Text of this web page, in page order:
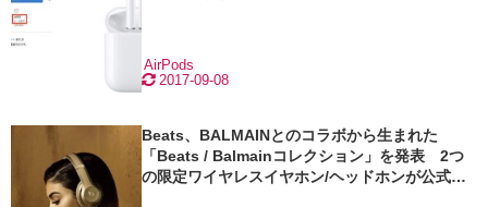
2017-09-08
AirPods
Beats、BALMAINとのコラボから生まれた
「Beats / Balmainコレクション」を発表 2つ
の限定ワイヤレスイヤホン/ヘッドホンが公式サ